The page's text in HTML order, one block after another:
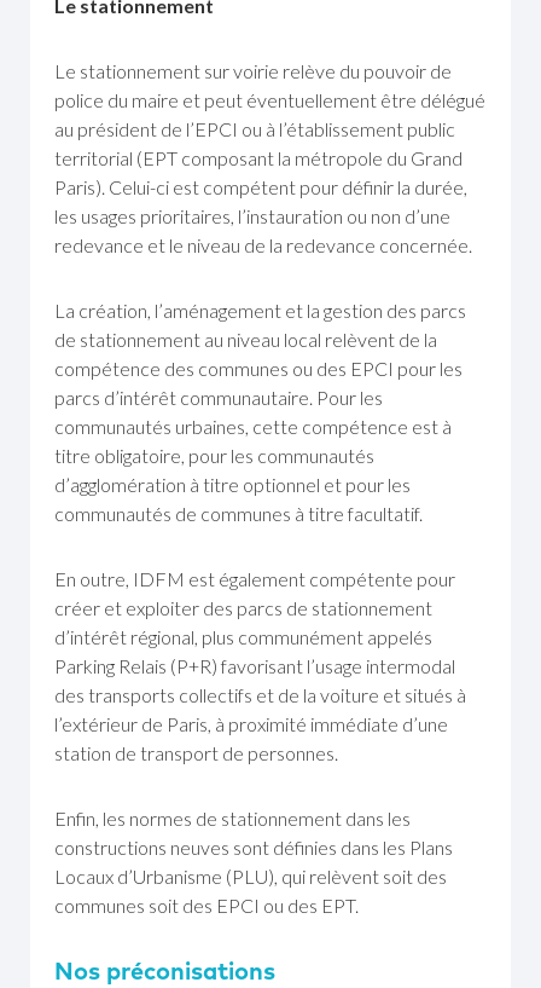
Le stationnement
Le stationnement sur voirie relève du pouvoir de
police du maire et peut éventuellement être délégué
au président de l’EPCI ou à l’établissement public
territorial (EPT composant la métropole du Grand
Paris). Celui-ci est compétent pour définir la durée,
les usages prioritaires, l’instauration ou non d’une
redevance et le niveau de la redevance concernée.
La création, l’aménagement et la gestion des parcs
de stationnement au niveau local relèvent de la
compétence des communes ou des EPCI pour les
parcs d’intérêt communautaire. Pour les
communautés urbaines, cette compétence est à
titre obligatoire, pour les communautés
d’agglomération à titre optionnel et pour les
communautés de communes à titre facultatif.
En outre, IDFM est également compétente pour
créer et exploiter des parcs de stationnement
d’intérêt régional, plus communément appelés
Parking Relais (P+R) favorisant l’usage intermodal
des transports collectifs et de la voiture et situés à
l’extérieur de Paris, à proximité immédiate d’une
station de transport de personnes.
Enfin, les normes de stationnement dans les
constructions neuves sont définies dans les Plans
Locaux d’Urbanisme (PLU), qui relèvent soit des
communes soit des EPCI ou des EPT.
Nos préconisations